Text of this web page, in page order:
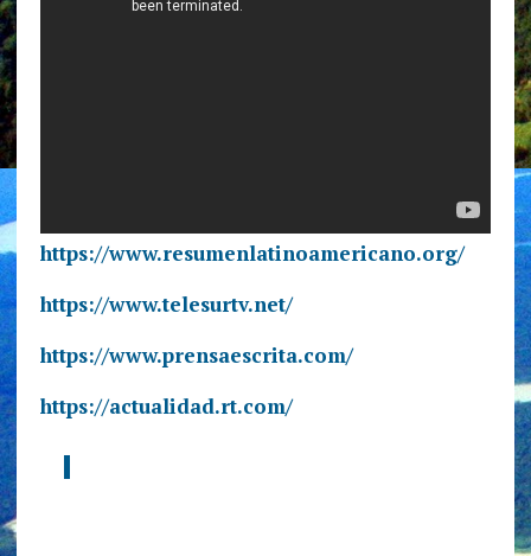
https://www.resumenlatinoamericano.org/
https://www.telesurtv.net/
https://www.prensaescrita.com/
https://actualidad.rt.com/